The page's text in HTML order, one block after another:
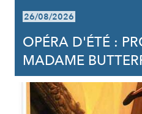
26/08/2026
OPÉRA D'ÉTÉ :
MADAME